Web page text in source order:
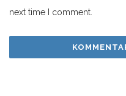
next time I comment.